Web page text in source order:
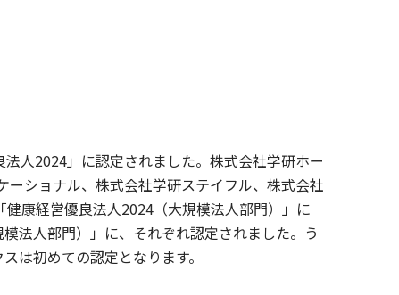
人2024」に認定されました。株式会社学研ホー
ショナル、株式会社学研ステイフル、株式会社
康経営優良法人2024（大規模法人部門）」に
法人部門）」に、それぞれ認定されました。う
は初めての認定となります。